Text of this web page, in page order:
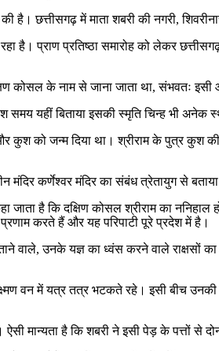
छत्तीसगढ़ में माता शबरी की नगरी,
है। प्राण प्रतिष्ठा समारोह को लेकर
कोसल के नाम से जाना जाता था, संभवतः
समय यहीं बिताया इसकी स्मृति चिन्ह भी अनेक
को जन्म दिया था। श्रीराम के पुत्र कुश की
मंदिर कर्णेश्वर मंदिर का संबंध त्रेतायुग से
है कि दक्षिण कोसल श्रीराम का ननिहाल
करते हैं और यह परिपाटी पूरे प्रदेश में है।
उनके यज्ञ का ध्वंस करने वाले राक्षसों का
वन में यत्र तत्र भटकते रहे। इसी बीच
मान्यता है कि शबरी ने इसी पेड़ के पत्तों से